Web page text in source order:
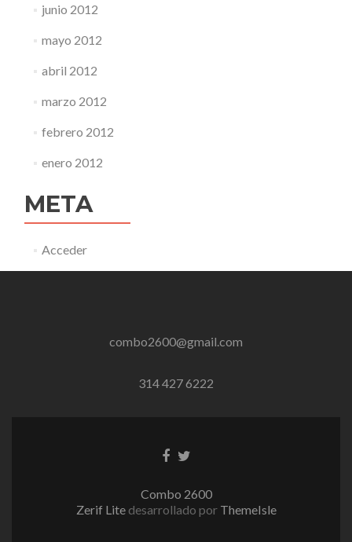
junio 2012
mayo 2012
abril 2012
marzo 2012
febrero 2012
enero 2012
META
Acceder
combo2600@gmail.com
314 427 6222
EnlaceEnlace
Combo 2600
Zerif Lite desarrollado por ThemeIsle